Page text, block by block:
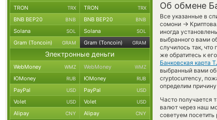
Об обмене
Все указанные в
сомони →
иногда
выбранного вами
случилось так,
же обратитесь к
Банковская карта
выбранный вами
cryptocurrency,
определим
Часто получается
валют через наш
советуем посетить
TRON TRX TRON TRX
BNB BEP20 BNB BNB BEP20 BNB
Solana SOL Solana SOL
Gram (Toncoin) GRAM Gram (Toncoin) GRAM
Электронные деньги
WebMoney WMZ WebMoney WMZ
ЮMoney RUB ЮMoney RUB
PayPal USD PayPal USD
Volet USD Volet USD
Alipay CNY Alipay CNY